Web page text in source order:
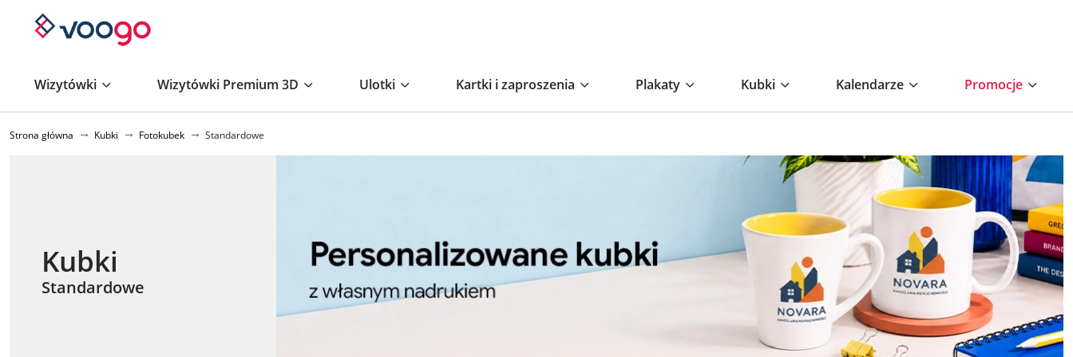
Wizytówki Wizytówki Premium 3D Ulotki Kartki i zaproszenia Plakaty Kubki Kalendarze Promocje
Strona główna Kubki Fotokubek Standardowe
Kubki
Standardowe